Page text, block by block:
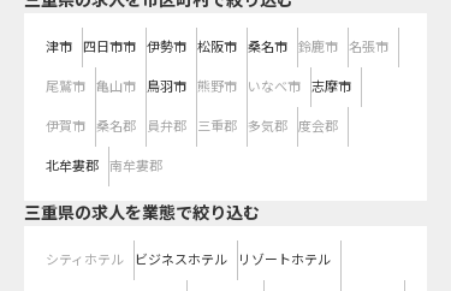
津市 四日市市 伊勢市 松阪市 桑名市 鈴鹿市 名張市
尾鷲市 亀山市 鳥羽市 熊野市 いなべ市 志摩市
伊賀市 桑名郡 員弁郡 三重郡 多気郡 度会郡
北牟婁郡 南牟婁郡
三重県の求人を業態で絞り込む
シティホテル ビジネスホテル リゾートホテル